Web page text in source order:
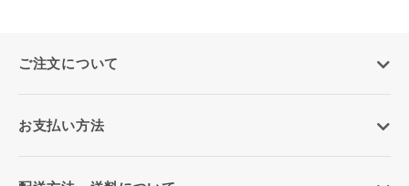
ご注文について
お支払い方法